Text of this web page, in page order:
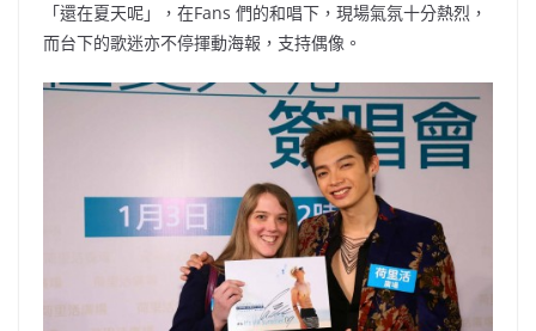
「還在夏天呢」，在Fans 們的和唱下，現場氣氛十分熱烈，
而台下的歌迷亦不停揮動海報，支持偶像。